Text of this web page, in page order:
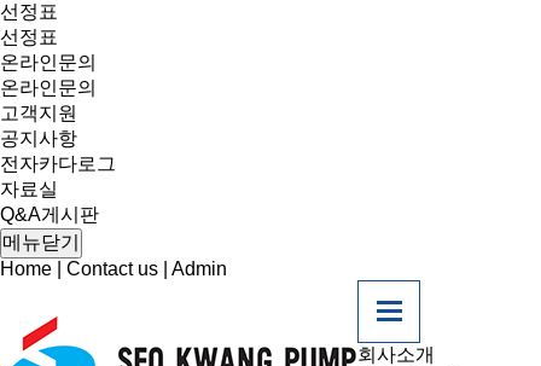
선정표
선정표
온라인문의
온라인문의
고객지원
공지사항
전자카다로그
자료실
Q&A게시판
메뉴닫기
Home
Contact us Admin
회사소개